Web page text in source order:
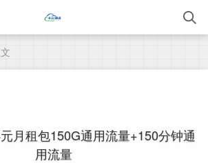
月租包150G通用流量+150分钟通
用流量